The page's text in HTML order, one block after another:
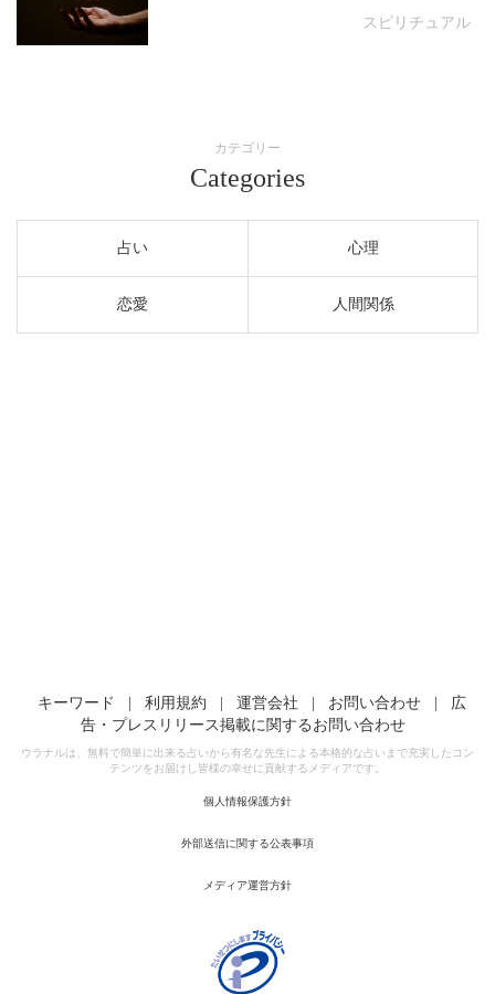
スピリチュアル
カテゴリー
Categories
占い 心理
恋愛 人間関係
キーワード | 利用規約 | 運営会社 | お問い合わせ |
広
告・プレスリリース掲載に関するお問い合わせ
ウラナルは、無料で簡単に出来る占いから有名な先生による本格的な占いまで充実したコン
テンツをお届けし皆様の幸せに貢献するメディアです。
個人情報保護方針
外部送信に関する公表事項
メディア運営方針